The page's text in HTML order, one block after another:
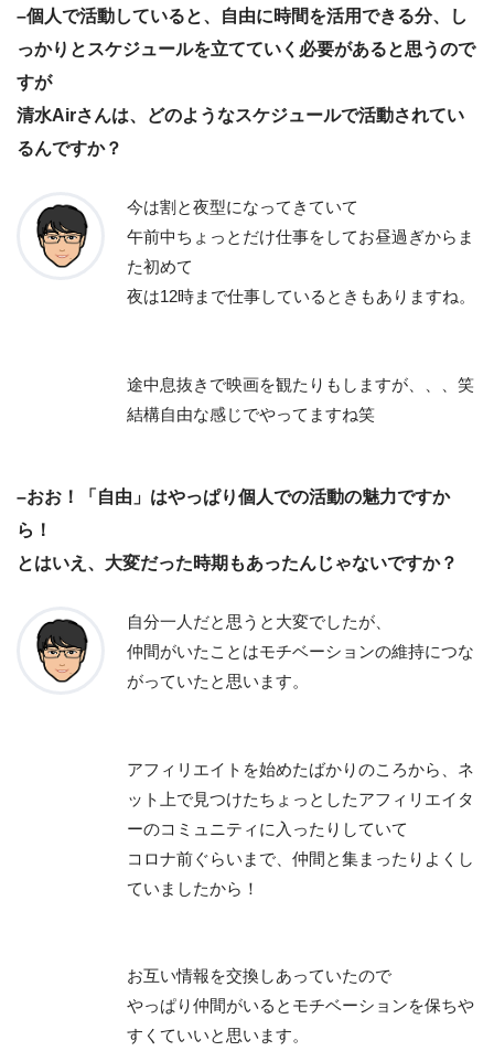
–個人で活動していると、自由に時間を活用できる分、し
っかりとスケジュールを立てていく必要があると思うので
すが
清水Airさんは、どのようなスケジュールで活動されてい
るんですか？
今は割と夜型になってきていて
午前中ちょっとだけ仕事をしてお昼過ぎからま
た初めて
夜は12時まで仕事しているときもありますね。
途中息抜きで映画を観たりもしますが、、、笑
結構自由な感じでやってますね笑
–おお！「自由」はやっぱり個人での活動の魅力ですか
ら！
とはいえ、大変だった時期もあったんじゃないですか？
自分一人だと思うと大変でしたが、
仲間がいたことはモチベーションの維持につな
がっていたと思います。
アフィリエイトを始めたばかりのころから、ネ
ット上で見つけたちょっとしたアフィリエイタ
ーのコミュニティに入ったりしていて
コロナ前ぐらいまで、仲間と集まったりよくし
ていましたから！
お互い情報を交換しあっていたので
やっぱり仲間がいるとモチベーションを保ちや
すくていいと思います。